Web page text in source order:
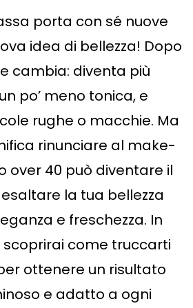
porta con sé nuove
idea di bellezza! Dopo
cambia: diventa più
po’ meno tonica, e
rughe o macchie. Ma
rinunciare al make-
over 40 può diventare il
la tua bellezza
e freschezza. In
come truccarti
ottenere un risultato
e adatto a ogni